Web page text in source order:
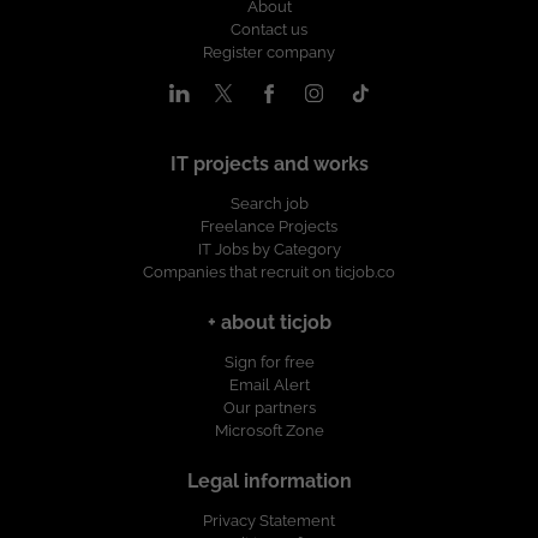
About
Contact us
Register company
IT projects and works
Search job
Freelance Projects
IT Jobs by Category
Companies that recruit on ticjob.co
+ about ticjob
Sign for free
Email Alert
Our partners
Microsoft Zone
Legal information
Privacy Statement